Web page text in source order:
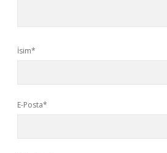
İsim*
E-Posta*